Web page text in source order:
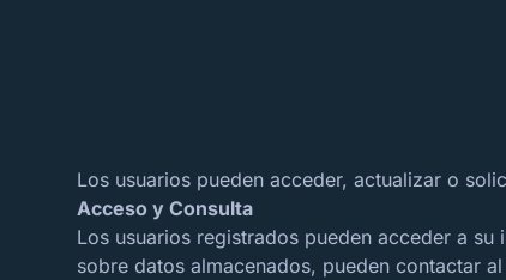
Los usuarios pueden acceder, actualizar o
Acceso y Consulta
Los usuarios registrados pueden acceder a
sobre datos almacenados, pueden contactar